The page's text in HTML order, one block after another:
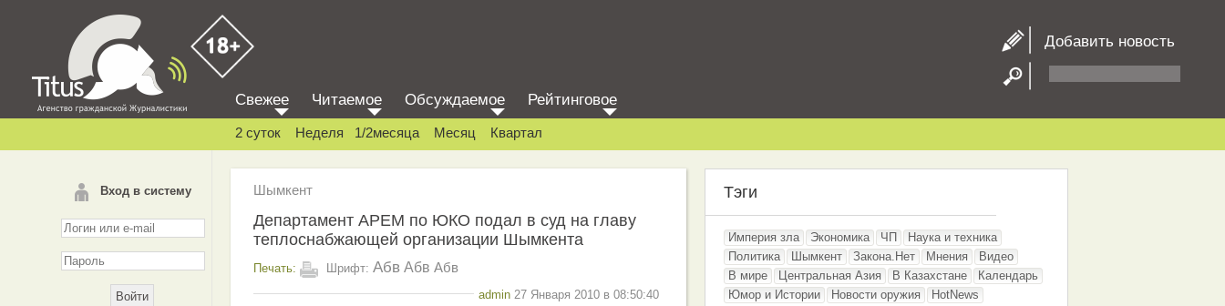
Добавить новость
Вход в систему
Свежее Читаемое Обсуждаемое Рейтинговое
2 суток Неделя 1/2месяца Месяц Квартал
Шымкент
Департамент АРЕМ по ЮКО подал в суд на главу
теплоснабжающей организации Шымкента
Печать: Шрифт: Абв Абв Абв
admin 27 Января 2010 в 08:50:40
Тэги
Империя зла Экономика ЧП
Наука и техника
Политика
Шымкент Закона.Нет Мнения
Видео
В мире
Центральная Азия В Казахстане
Календарь
Юмор и Истории
Новости оружия
HotNews